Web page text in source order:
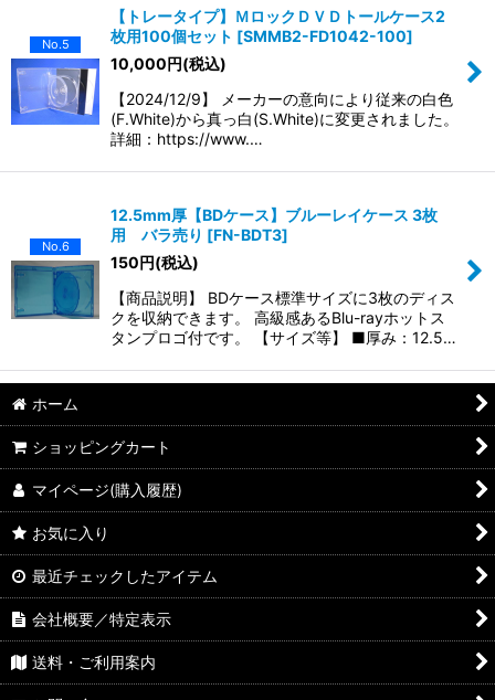
No.5
【トレータイプ】ＭロックＤＶＤトールケース2
枚用100個セット [SMMB2-FD1042-100]
10,000円(税込)
【2024/12/9】 メーカーの意向により従来の白色
(F.White)から真っ白(S.White)に変更されました。
詳細：https://www.…
No.6
12.5mm厚【BDケース】ブルーレイケース 3枚
用 バラ売り [FN-BDT3]
150円(税込)
【商品説明】 BDケース標準サイズに3枚のディス
クを収納できます。 高級感あるBlu-rayホットス
タンプロゴ付です。 【サイズ等】 ■厚み：12.5…
ホーム
ショッピングカート
マイページ(購入履歴)
お気に入り
最近チェックしたアイテム
会社概要／特定表示
送料・ご利用案内